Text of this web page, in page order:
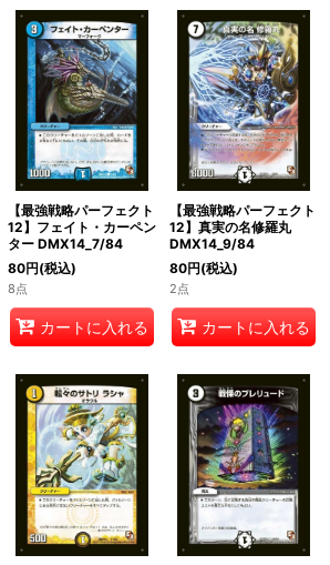
【最強戦略パーフェクト
12】フェイト・カーペン
ター DMX14_7/84
80円(税込)
8点
カートに入れる
【最強戦略パーフェクト
12】真実の名修羅丸
DMX14_9/84
80円(税込)
2点
カートに入れる